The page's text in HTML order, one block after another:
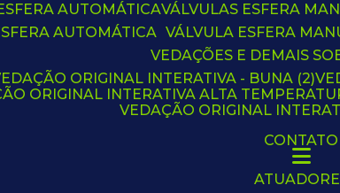
AUTOMÁTICA
AUTOMÁTICA
VÁLVULAS ESFERA
VÁLVULA ESFERA
VEDAÇÕES E DEMAIS
VEDAÇÃO ORIGINAL INTERATIVA - BUNA (2)
ORIGINAL INTERATIVA ALTA
VEDAÇÃO ORIGINAL
CONTATO